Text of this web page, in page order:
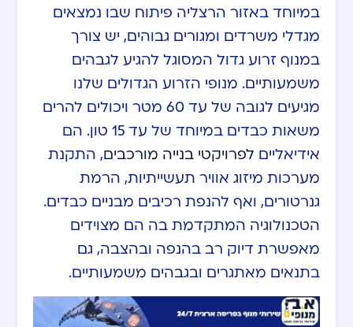
במיוחד באזור הרצליה פיתוח שבו נמצאים
מגדלי משרדים ומגורים גבוהים, יש צורך
במנוף זרוע גדול המסוגל להגיע לגבהים
משמעותיים. מנופי הזרוע הגדולים שלנו
מגיעים לגובה של עד 60 מטר ויכולים להרים
משאות כבדים במיוחד של עד 15 טון. הם
אידיאליים לפרויקטי בנייה מורכבים, התקנת
מערכות מיזוג אוויר תעשייתיות, הרמת
גנרטורים, ואף להנפת רכיבים מבניים כבדים.
הטכנולוגיה המתקדמת בה הם מצוידים
מאפשרת דיוק רב בהנפה ובהצבה, גם
בתנאים מאתגרים ובגבהים משמעותיים.